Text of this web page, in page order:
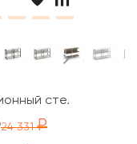
стеллаж
24 331